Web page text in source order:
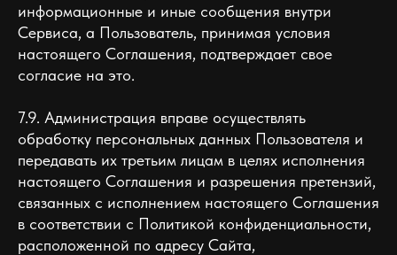
информационные и иные сообщения внутри
Сервиса, а Пользователь, принимая условия
настоящего Соглашения, подтверждает свое
согласие на это.
7.9. Администрация вправе осуществлять
обработку персональных данных Пользователя и
передавать их третьим лицам в целях исполнения
настоящего Соглашения и разрешения претензий,
связанных с исполнением настоящего Соглашения
в соответствии с Политикой конфиденциальности,
расположенной по адресу Сайта,